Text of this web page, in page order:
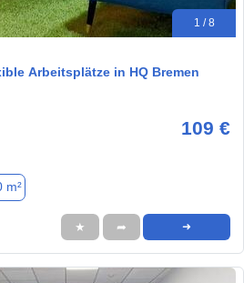
1 / 8
Arbeitsplätze in HQ Bremen
109 €
m²
★ ➦ ➜